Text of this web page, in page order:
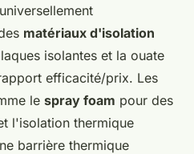
matériaux d'isolation
isolantes et la ouate
efficacité/prix. Les
le spray foam pour des
l'isolation thermique
barrière thermique